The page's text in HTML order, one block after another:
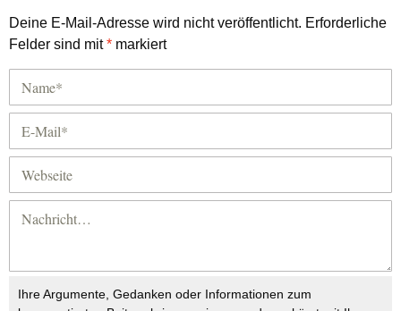
Deine E-Mail-Adresse wird nicht veröffentlicht. Erforderliche
Felder sind mit* markiert
Ihre Argumente, Gedanken oder Informationen zum